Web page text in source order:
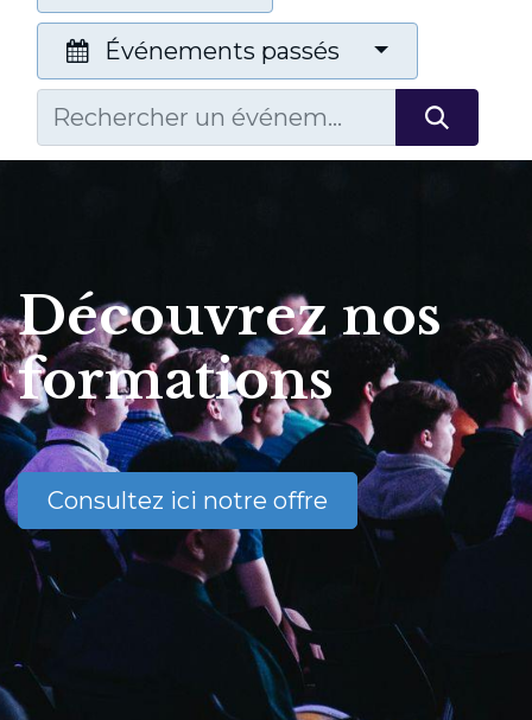
Événements passés
Découvrez nos
formations
Consultez ici notre offre